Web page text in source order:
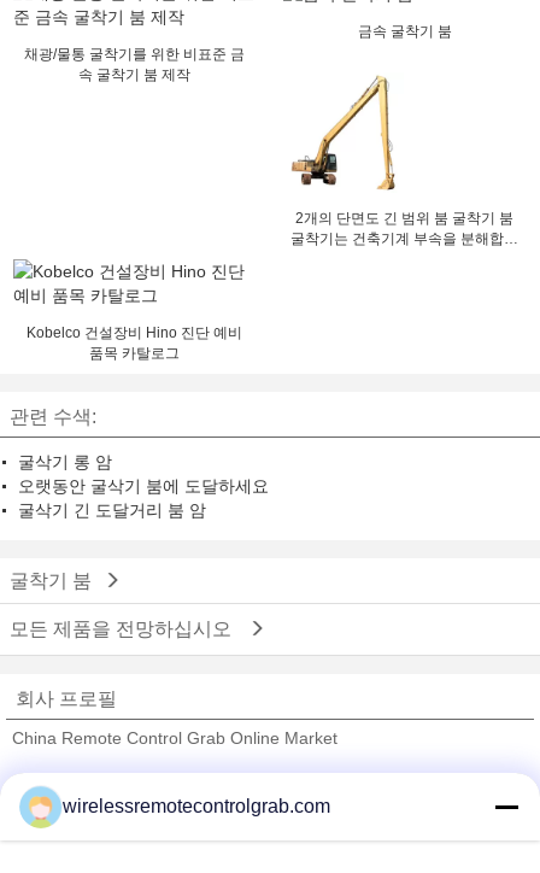
채광/물통 굴착기를 위한 비표준 금
속 굴착기 붐 제작
금속 굴착기 붐
2개의 단면도 긴 범위 붐 굴착기 붐
굴착기는 건축기계 부속을 분해합니
Kobelco 건설장비 Hino 진단 예비
품목 카탈로그
관련 수색:
굴삭기 롱 암
오랫동안 굴삭기 붐에 도달하세요
굴삭기 긴 도달거리 붐 암
굴착기 붐
모든 제품을 전망하십시오
회사 프로필
China Remote Control Grab Online Market
검증된 공급 업체
Trust Seal
Verified Suplier
wirelessremotecontrolgrab.com